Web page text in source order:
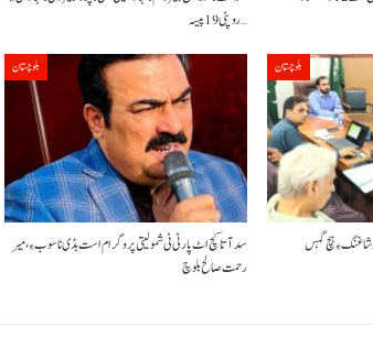
روپئی 19 پیسہ…
بلوچستان
سد آتا کچ اٹ پارٹی ٹی شمولیتی پروگرام است بڈی نا سوب ءِ،میر
رحمت صالح بلوچ
بلوچستان
شاغنگ ءِ ہچ گہس